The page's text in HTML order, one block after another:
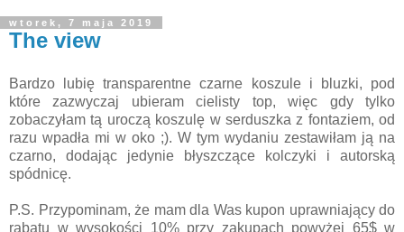
wtorek, 7 maja 2019
The view
Bardzo lubię transparentne czarne koszule i bluzki, pod
które zazwyczaj ubieram cielisty top, więc gdy tylko
zobaczyłam tą uroczą koszulę w serduszka z fontaziem, od
razu wpadła mi w oko ;). W tym wydaniu zestawiłam ją na
czarno, dodając jedynie błyszczące kolczyki i autorską
spódnicę.
P.S. Przypominam, że mam dla Was kupon uprawniający do
rabatu w wysokości 10% przy zakupach powyżej 65$ w